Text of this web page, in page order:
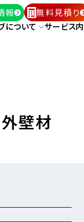
報 無料見積り
について サービス
壁材